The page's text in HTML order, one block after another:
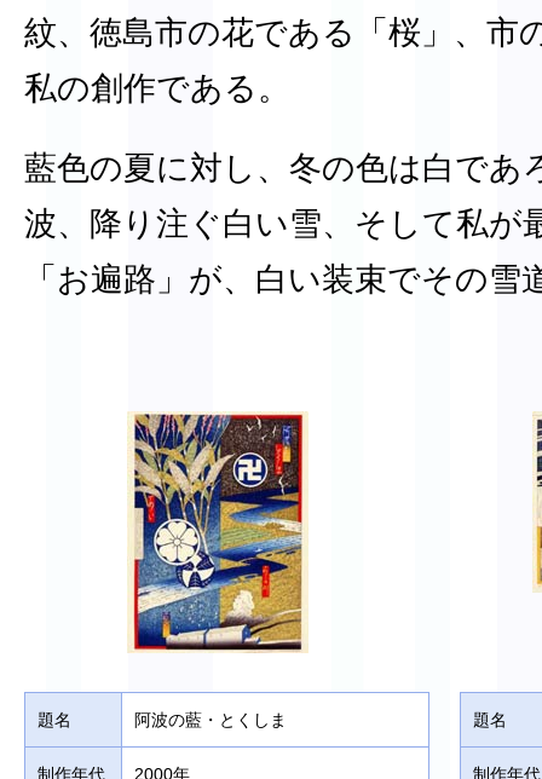
紋、徳島市の花である「桜」、市
私の創作である。
藍色の夏に対し、冬の色は白であ
波、降り注ぐ白い雪、そして私が
「お遍路」が、白い装束でその
題名 阿波の藍・とくしま
制作年代 2000年
題名
制作年代